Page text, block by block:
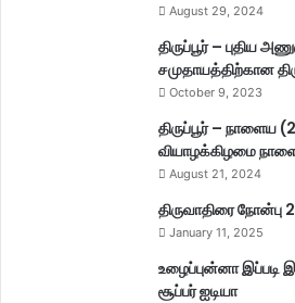
August 29, 2024
திருப்பூர் – புதிய
சமுதாயத்திற்கான
October 9, 2023
திருப்பூர் – நாளைய
வியாழக்கிழமை
August 21, 2024
திருவாதிரை நோன்பு
January 11, 2025
உழைப்புன்னா இப்படி
சூப்பர் ஐடியா